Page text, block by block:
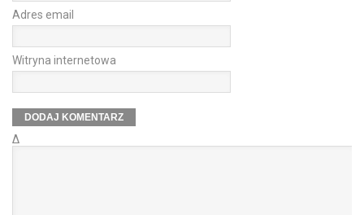
Adres email
Witryna internetowa
Δ